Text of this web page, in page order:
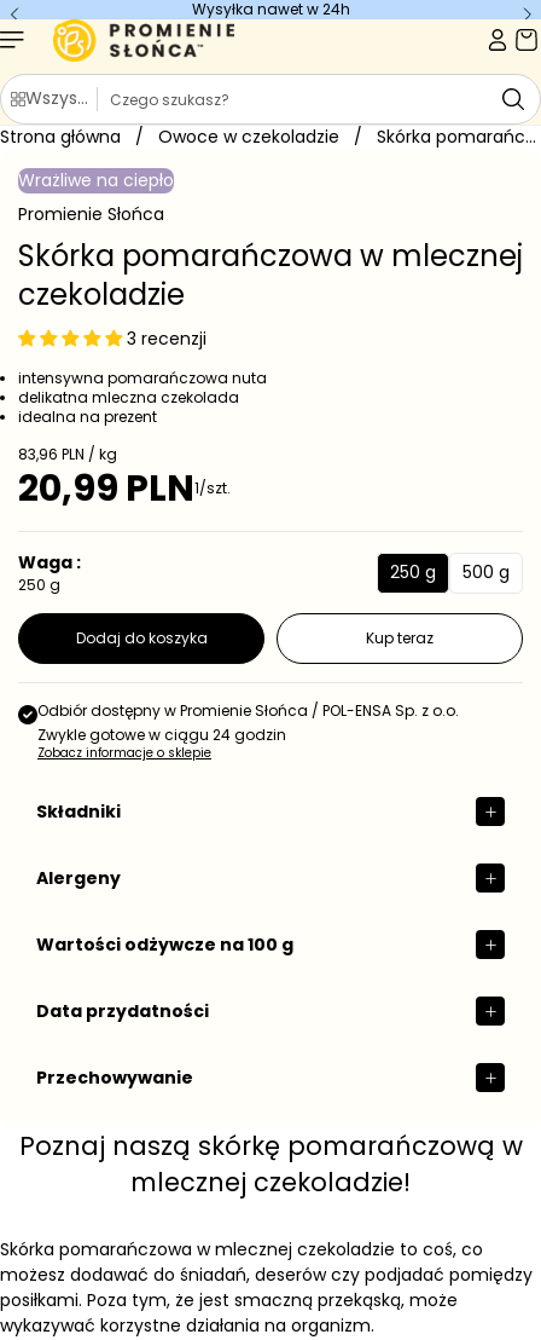
treści
Wysyłka nawet w 24h
Wszystkie kategorie
S
z
u
a
j
Strona główna / Owoce w czekoladzie / Skórka pomarańczowa w mlecznej czekoladzie
Przejdź do
o
produkcie
Wrażliwe na ciepło
Promienie Słońca
Skórka pomarańczowa w mlecznej
czekoladzie
3 recenzji
intensywna pomarańczowa nuta
delikatna mleczna czekolada
idealna na prezent
C
e
n
j
d
n
s
t
o
w
a
83,96 PLN / kg
C
n
a
r
g
u
r
20,99 PLN1/szt.
Waga :
250 g
2
5
0
g
250 g
5
0
g
500 g
Dodaj do koszyka Kup teraz
Odbiór dostępny wPromienie Słońca / POL-ENSA Sp. z o.o.
Zwykle gotowe w ciągu 24 godzin
Zobacz informacje o sklepie
Składniki
Alergeny
Wartości odżywcze na 100 g
Data przydatności
Przechowywanie
Poznaj naszą skórkę pomarańczową w
mlecznej czekoladzie!
Skórka pomarańczowa w mlecznej czekoladzie to coś, co
możesz dodawać do śniadań, deserów czy podjadać pomiędzy
posiłkami. Poza tym, że jest smaczną przekąską, może
wykazywać korzystne działania na organizm.